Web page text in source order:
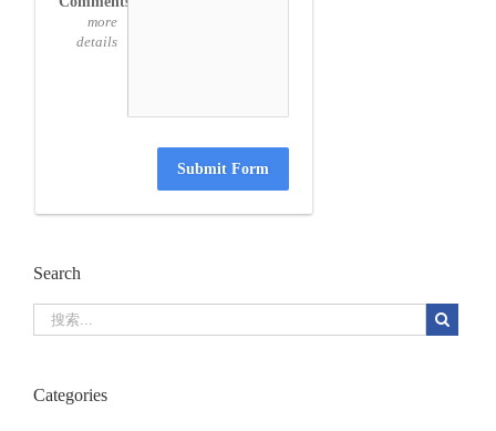
more
details
Submit Form
Search
Categories